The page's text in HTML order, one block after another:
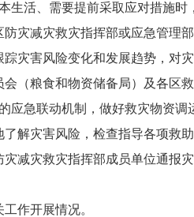
生活、需要提前采取应对措施时
减灾救灾指挥部或应急管理部
害风险变化和发展趋势，对灾
粮食和物资储备局）及各区
应急联动机制，做好救灾物资调
灾害风险，检查指导各项救助
灾救灾指挥部成员单位通报
作开展情况。